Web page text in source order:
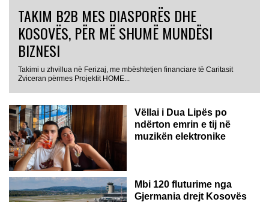
TAKIM B2B MES DIASPORËS DHE
KOSOVËS, PËR MË SHUMË MUNDËSI
BIZNESI
Takimi u zhvillua në Ferizaj, me mbështetjen financiare të Caritasit
Zviceran përmes Projektit HOME...
Vëllai i Dua Lipës po
ndërton emrin e tij në
muzikën elektronike
GJERMANI
Mbi 120 fluturime nga
Gjermania drejt Kosovës